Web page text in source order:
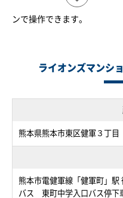
ンで操作できます。
ライオンズマンシ
熊本県熊本市東区健軍３丁目
熊本市電健軍線「健軍町」駅
バス 東町中学入口バス停下